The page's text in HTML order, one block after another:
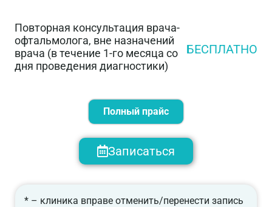
Повторная консультация врача-
офтальмолога, вне назначений
врача (в течение 1-го месяца со
дня проведения диагностики)
БЕСПЛАТНО
Полный прайс
Записаться
* – клиника вправе отменить/перенести запись